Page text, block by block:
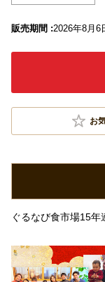
販売期間 :2026年8月6
お
ぐるなび食市場15